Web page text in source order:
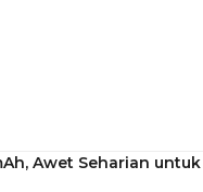
Awet Seharian untuk